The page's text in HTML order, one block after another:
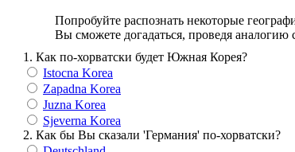
Попробуйте распознать некоторые
Вы сможете догадаться, проведя аналогию
1. Как по-хорватски будет Южная Корея?
Istocna Korea
Zapadna Korea
Juzna Korea
Sjeverna Korea
2. Как бы Вы сказали 'Германия' по-хорватски?